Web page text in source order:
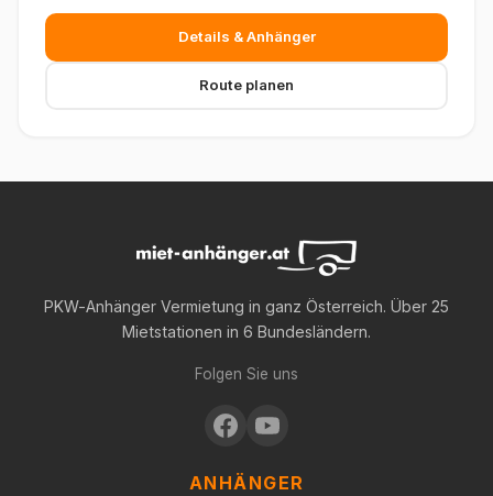
Details & Anhänger
Route planen
PKW-Anhänger Vermietung in ganz Österreich. Über 25
Mietstationen in 6 Bundesländern.
Folgen Sie uns
ANHÄNGER